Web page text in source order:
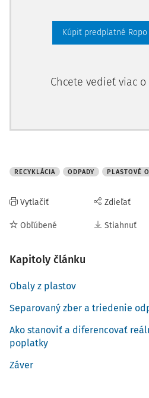
(PA). Medzi obaly z plastov
kombinované obaly používané
Kúpiť predplatné Ropo
Chcete vedieť viac o
RECYKLÁCIA ODPADY PLASTOVÉ
Vytlačiť
Obľúbené
Zdieľať
Stiahnuť
Kapitoly článku
Obaly z plastov
Separovaný zber a triedenie
Ako stanoviť a diferencovať
poplatky
Záver